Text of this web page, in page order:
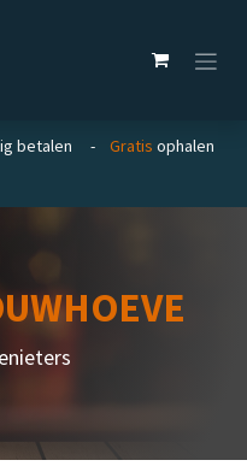
betalen - Gratis ophalen